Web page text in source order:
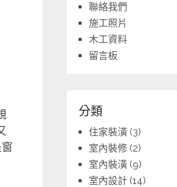
聯絡我們
施工照片
木工資料
留言板
分類
住家裝潢 (3)
室內裝修 (2)
室內裝潢 (9)
室內設計 (14)